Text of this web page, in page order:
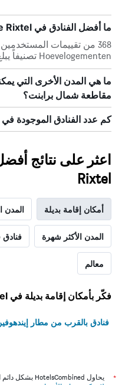
ما أفضل الفنادق في Aarle Rixtel؟
Hoevelogementen تصنيفاً يبلغ 8.7/10.
ما هي المدن الأخرى التي
مقاطعة شمال برابنت؟
كم عدد الفنادق الموجودة في Aarle Rixtel؟
Rixtel
أمكان إقامة بديلة المدن
المدن الأكثر شهرة
معالم
فكّر بأمكان إقامة بديلة في Aarle Rixtel
فنادق بالقرب من مطار
*
يحاول HotelsCombined بشكل دائم الحصول على الأسعار الدقيقة، ولكن